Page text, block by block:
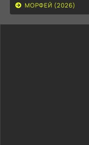
МОРФЕЙ (2026)